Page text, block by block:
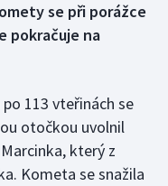
se při porážce
pokračuje na
113 vteřinách se
otočkou uvolnil
který z
Kometa se snažila